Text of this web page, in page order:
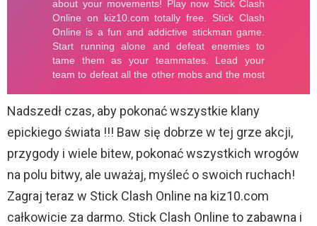
Nadszedł czas, aby pokonać wszystkie klany
epickiego świata !!! Baw się dobrze w tej grze akcji,
przygody i wiele bitew, pokonać wszystkich wrogów
na polu bitwy, ale uważaj, myśleć o swoich ruchach!
Zagraj teraz w Stick Clash Online na kiz10.com
całkowicie za darmo. Stick Clash Online to zabawna i